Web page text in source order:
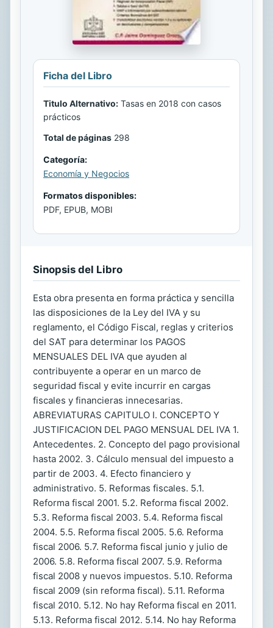
Ficha del Libro
Titulo Alternativo: Tasas en 2018 con casos
prácticos
Total de páginas 298
Categoría:
Economía y Negocios
Formatos disponibles:
PDF, EPUB, MOBI
Sinopsis del Libro
Esta obra presenta en forma práctica y sencilla
las disposiciones de la Ley del IVA y su
reglamento, el Código Fiscal, reglas y criterios
del SAT para determinar los PAGOS
MENSUALES DEL IVA que ayuden al
contribuyente a operar en un marco de
seguridad fiscal y evite incurrir en cargas
fiscales y financieras innecesarias.
ABREVIATURAS CAPITULO I. CONCEPTO Y
JUSTIFICACION DEL PAGO MENSUAL DEL IVA 1.
Antecedentes. 2. Concepto del pago provisional
hasta 2002. 3. Cálculo mensual del impuesto a
partir de 2003. 4. Efecto financiero y
administrativo. 5. Reformas fiscales. 5.1.
Reforma fiscal 2001. 5.2. Reforma fiscal 2002.
5.3. Reforma fiscal 2003. 5.4. Reforma fiscal
2004. 5.5. Reforma fiscal 2005. 5.6. Reforma
fiscal 2006. 5.7. Reforma fiscal junio y julio de
2006. 5.8. Reforma fiscal 2007. 5.9. Reforma
fiscal 2008 y nuevos impuestos. 5.10. Reforma
fiscal 2009 (sin reforma fiscal). 5.11. Reforma
fiscal 2010. 5.12. No hay Reforma fiscal en 2011.
5.13. Reforma fiscal 2012. 5.14. No hay Reforma